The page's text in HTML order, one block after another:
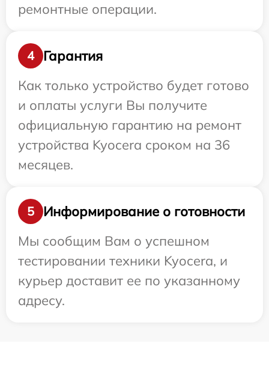
ремонтные операции.
4
Гарантия
Как только устройство будет готово
и оплаты услуги Вы получите
официальную гарантию на ремонт
устройства Kyocera сроком на 36
месяцев.
5
Информирование о готовности
Мы сообщим Вам о успешном
тестировании техники Kyocera, и
курьер доставит ее по указанному
адресу.